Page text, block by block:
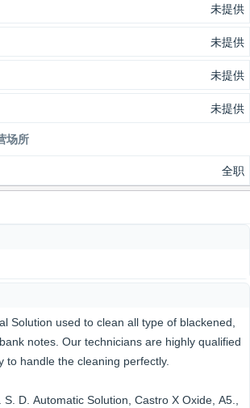
未提供
未提供
未提供
未提供
场所
全职
Solution used to clean all type of blackened,
notes. Our technicians are highly qualified
to handle the cleaning perfectly.
D. Automatic Solution, Castro X Oxide, A5.,